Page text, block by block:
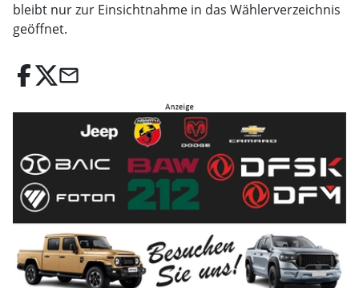
bleibt nur zur Einsichtnahme in das Wählerverzeichnis
geöffnet.
email